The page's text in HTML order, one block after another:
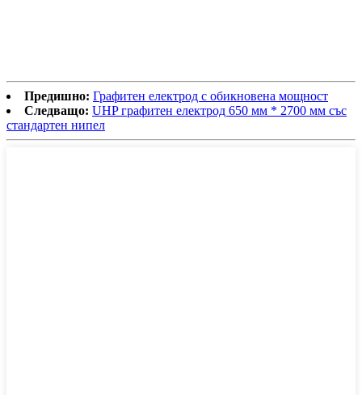
Предишно: Графитен електрод с обикновена мощност
Следващо: UHP графитен електрод 650 мм * 2700 мм със
стандартен нипел